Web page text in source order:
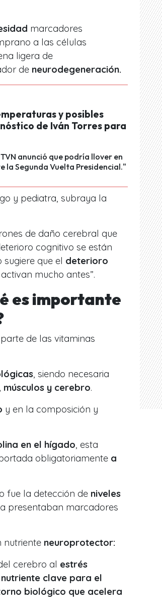
marcadores
a las células
ligera de
de neurodegeneración.
y posibles
de Iván Torres para
anunció que podría llover en
Segunda Vuelta Presidencial."
y pediatra, subraya la
de daño cerebral que
cognitivo se están
sugiere que el deterioro
mucho antes”.
es importante
de las vitaminas
, siendo necesaria
músculos y cerebro.
y en la composición y
en el hígado , esta
obligatoriamente a
fue la detección de niveles
presentaban marcadores
nutriente neuroprotector:
cerebro al estrés
nutriente clave para el
biológico que acelera